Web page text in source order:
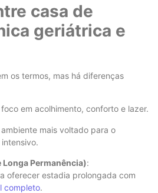
casa de
geriátrica e
os termos, mas há diferenças
foco em acolhimento, conforto e lazer.
ambiente mais voltado para o
Permanência):
oferecer estadia prolongada com
completo.